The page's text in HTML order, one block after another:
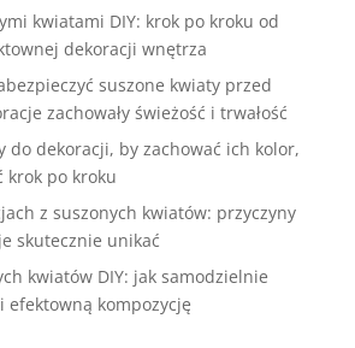
kwiatami DIY: krok po kroku od
dekoracji wnętrza
suszone kwiaty przed
zachowały świeżość i trwałość
do dekoracji, by zachować ich kolor,
krok po kroku
z suszonych kwiatów: przyczyny
skutecznie unikać
kwiatów DIY: jak samodzielnie
efektowną kompozycję